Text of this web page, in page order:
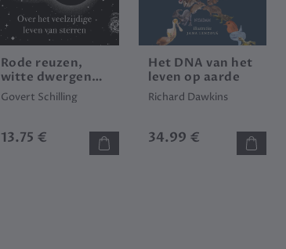
Rode reuzen,
witte dwergen
en zwarte gaten
Govert Schilling
13.75 €
Het DNA van het
leven op aarde
Richard Dawkins
34.99 €